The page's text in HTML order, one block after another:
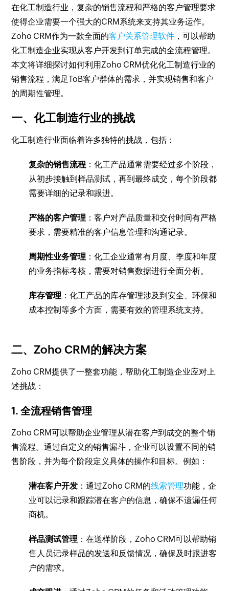
在化工制造行业，复杂的销售流程和严格的客户管理要求
使得企业需要一个强大的CRM系统来支持其业务运作。
Zoho CRM作为一款全面的客户关系管理软件 ，可以帮助
化工制造企业实现从客户开发到订单完成的全流程管理。
本文将详细探讨如何利用Zoho CRM优化化工制造行业的
销售流程，满足ToB客户群体的需求，并实现销售和客户
的周期性管理。
一、化工制造行业的挑战
化工制造行业面临着许多独特的挑战，包括：
复杂的销售流程 ：化工产品通常需要经过多个阶段，
从初步接触到样品测试，再到最终成交，每个阶段都
需要详细的记录和跟进。
严格的客户管理 ：客户对产品质量和交付时间有严格
要求，需要精准的客户信息管理和沟通记录。
周期性业务管理 ：化工企业通常有月度、季度和年度
的业务指标考核，需要对销售数据进行全面分析。
库存管理 ：化工产品的库存管理涉及到安全、环保和
成本控制等多个方面，需要有效的管理系统支持。
二、Zoho CRM的解决方案
Zoho CRM提供了一整套功能，帮助化工制造企业应对上
述挑战：
1. 全流程销售管理
Zoho CRM可以帮助企业管理从潜在客户到成交的整个销
售流程。通过自定义的销售漏斗，企业可以设置不同的销
售阶段，并为每个阶段定义具体的操作和目标。例如：
潜在客户开发 ：通过Zoho CRM的线索管理功能，企
业可以记录和跟踪潜在客户的信息，确保不遗漏任何
商机。
样品测试管理 ：在送样阶段，Zoho CRM可以帮助销
售人员记录样品的发送和反馈情况，确保及时跟进客
户的需求。